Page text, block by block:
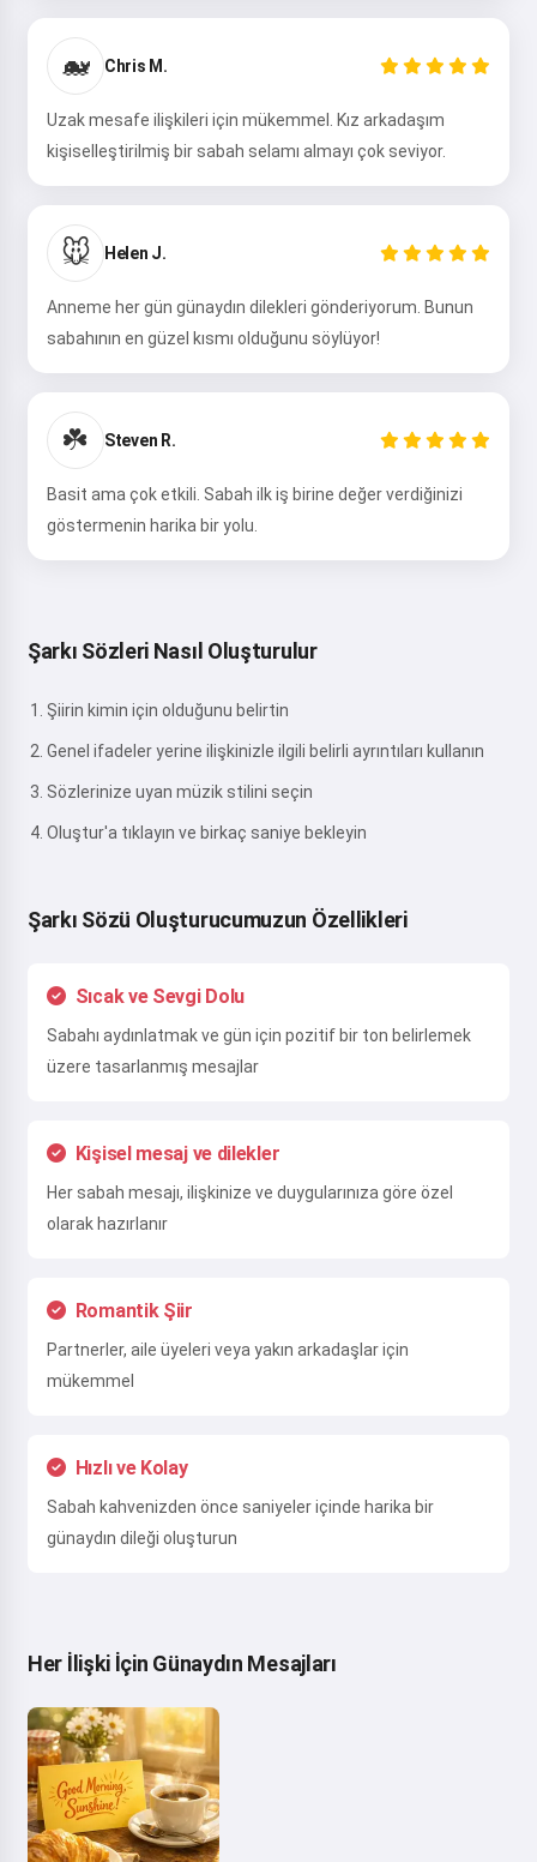
🐋 Chris M.
Uzak mesafe ilişkileri için mükemmel. Kız arkadaşım
kişiselleştirilmiş bir sabah selamı almayı çok seviyor.
🐭 Helen J.
Anneme her gün günaydın dilekleri gönderiyorum. Bunun
sabahının en güzel kısmı olduğunu söylüyor!
☘️ Steven R.
Basit ama çok etkili. Sabah ilk iş birine değer verdiğinizi
göstermenin harika bir yolu.
Şarkı Sözleri Nasıl Oluşturulur
Şiirin kimin için olduğunu belirtin
Genel ifadeler yerine ilişkinizle ilgili belirli ayrıntıları kullanın
Sözlerinize uyan müzik stilini seçin
Oluştur'a tıklayın ve birkaç saniye bekleyin
Şarkı Sözü Oluşturucumuzun Özellikleri
Sıcak ve Sevgi Dolu
Sabahı aydınlatmak ve gün için pozitif bir ton belirlemek
üzere tasarlanmış mesajlar
Kişisel mesaj ve dilekler
Her sabah mesajı, ilişkinize ve duygularınıza göre özel
olarak hazırlanır
Romantik Şiir
Partnerler, aile üyeleri veya yakın arkadaşlar için
mükemmel
Hızlı ve Kolay
Sabah kahvenizden önce saniyeler içinde harika bir
günaydın dileği oluşturun
Her İlişki İçin Günaydın Mesajları